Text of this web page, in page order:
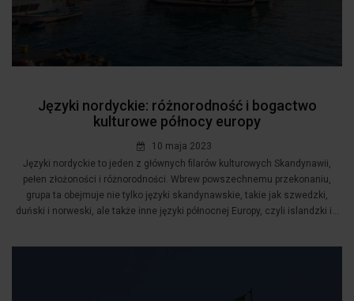
Języki nordyckie: różnorodność i bogactwo
kulturowe północy europy
10 maja 2023
Języki nordyckie to jeden z głównych filarów kulturowych Skandynawii,
pełen złożoności i różnorodności. Wbrew powszechnemu przekonaniu,
grupa ta obejmuje nie tylko języki skandynawskie, takie jak szwedzki,
duński i norweski, ale także inne języki północnej Europy, czyli islandzki i...